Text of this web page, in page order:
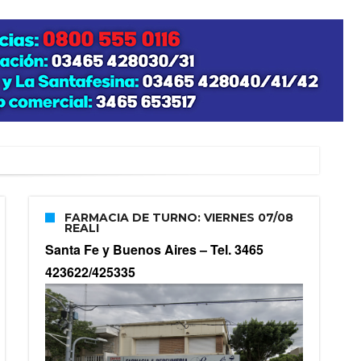
FARMACIA DE TURNO: VIERNES 07/08
REALI
Santa Fe y Buenos Aires –Tel. 3465
423622/425335